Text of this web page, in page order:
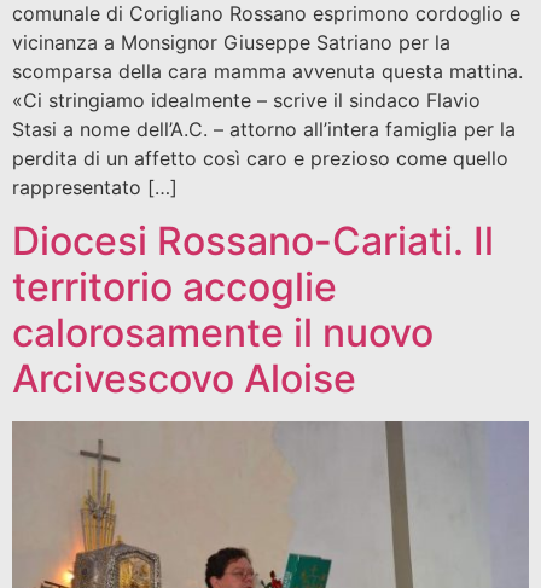
comunale di Corigliano Rossano esprimono cordoglio e
vicinanza a Monsignor Giuseppe Satriano per la
scomparsa della cara mamma avvenuta questa mattina.
«Ci stringiamo idealmente – scrive il sindaco Flavio
Stasi a nome dell’A.C. – attorno all’intera famiglia per la
perdita di un affetto così caro e prezioso come quello
rappresentato […]
Diocesi Rossano-Cariati. Il
territorio accoglie
calorosamente il nuovo
Arcivescovo Aloise